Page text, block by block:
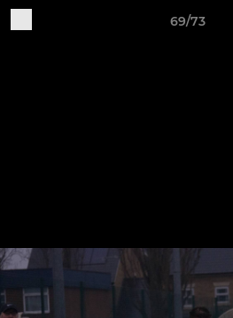
69/73